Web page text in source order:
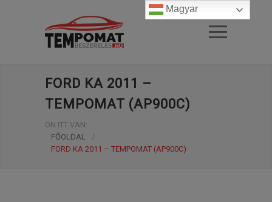
FORD KA 2011 –
TEMPOMAT (AP900C)
ÖN ITT VAN:
FŐOLDAL
/
FORD KA 2011 – TEMPOMAT (AP900C)
Magyar